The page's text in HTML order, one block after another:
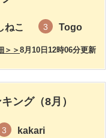
ねこ 3 Togo
8月10日12時06分更新
＞＞
ング（8月）
3 kakari